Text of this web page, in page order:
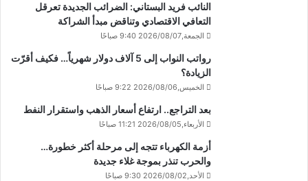
النائب فريد البستاني: الضرائب الجديدة تعرقل
التعافي الاقتصادي وتناقض مبدأ الشراكة
الجمعة,2026/08/07 9:40 صباحًا
رواتب النواب إلى 5 آلاف دولار شهرياً… فكيف أقرّت
الزيادة؟
الخميس,2026/08/06 9:22 صباحًا
بعد التراجع.. ارتفاع أسعار الذهب واستقرار النفط
الأربعاء,2026/08/05 11:21 صباحًا
أزمة الكهرباء تتجه إلى مرحلة أكثر خطورة…
والحرب تنذر بموجة غلاء جديدة
الأحد,2026/08/02 9:30 صباحًا